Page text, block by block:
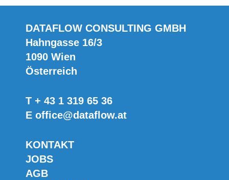
DATAFLOW CONSULTING GMBH
Hahngasse 16/3
1090 Wien
Österreich
T + 43 1 319 65 36
E office@dataflow.at
KONTAKT
JOBS
AGB